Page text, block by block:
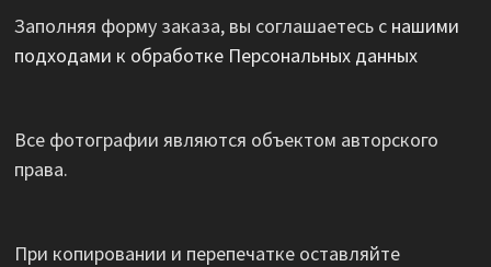
Заполняя форму заказа, вы соглашаетесь с нашими
подходами к обработке Персональных данных
Все фотографии являются объектом авторского
права.
При копировании и перепечатке оставляйте